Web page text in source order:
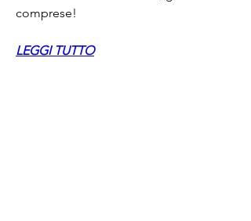
comprese!
LEGGI TUTTO